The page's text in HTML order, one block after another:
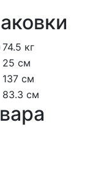
74.5 кг
25 см
137 см
83.3 см